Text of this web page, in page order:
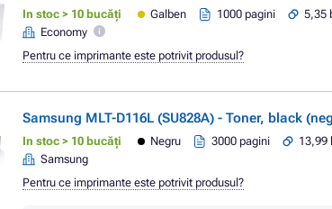
In stoc > 10 bucăți Galben 1000 pagini
5,35
Economy
Pentru ce imprimante este potrivit produsul?
Samsung MLT-D116L (SU828A) - Toner, black
In stoc > 10 bucăți Negru 3000 pagini
13,99
Samsung
Pentru ce imprimante este potrivit produsul?